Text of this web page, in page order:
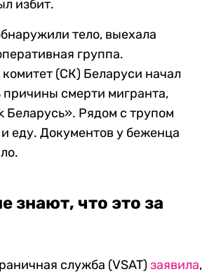
избит.
тело, выехала
группа.
(СК) Беларуси начал
причины смерти мигранта,
Беларусь». Рядом с трупом
еду. Документов у беженца
знают, что это за
служба (VSAT) заявила,